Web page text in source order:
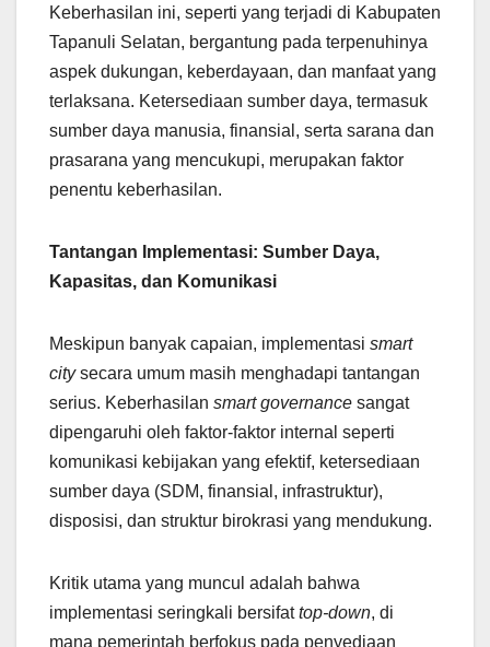
Keberhasilan ini, seperti yang terjadi di Kabupaten
Tapanuli Selatan, bergantung pada terpenuhinya
aspek dukungan, keberdayaan, dan manfaat yang
terlaksana. Ketersediaan sumber daya, termasuk
sumber daya manusia, finansial, serta sarana dan
prasarana yang mencukupi, merupakan faktor
penentu keberhasilan.
Tantangan Implementasi: Sumber Daya,
Kapasitas, dan Komunikasi
Meskipun banyak capaian, implementasi smart
citysecara umum masih menghadapi tantangan
serius. Keberhasilan smart governance sangat
dipengaruhi oleh faktor-faktor internal seperti
komunikasi kebijakan yang efektif, ketersediaan
sumber daya (SDM, finansial, infrastruktur),
disposisi, dan struktur birokrasi yang mendukung.
Kritik utama yang muncul adalah bahwa
implementasi seringkali bersifattop-down, di
mana pemerintah berfokus pada penyediaan